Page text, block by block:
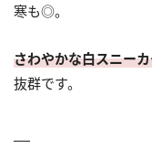
寒も◎。
さわやかな白スニー
抜群です。